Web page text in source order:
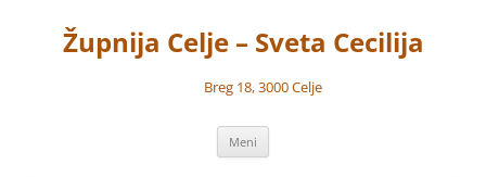
vsebinoŽupnija Celje – Sveta Cecilija
Breg 18, 3000 Celje
Meni